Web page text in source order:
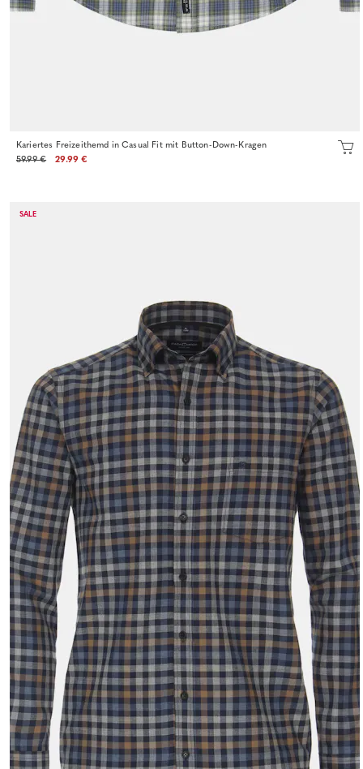
Kariertes Freizeithemd in Casual Fit mit Button-Down-Kragen
59.99 €
29.99 €
SALE